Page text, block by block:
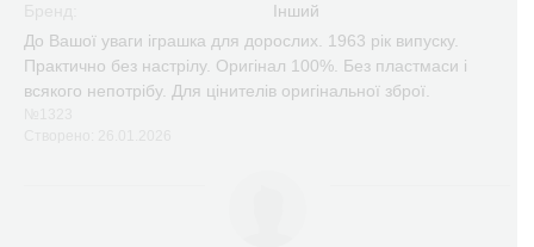
Інший
До Вашої уваги іграшка для дорослих. 1963 рік випуску.
Практично без настрілу. Оригінал 100%. Без пластмаси і
всякого непотрібу. Для цінителів оригінальної зброї.